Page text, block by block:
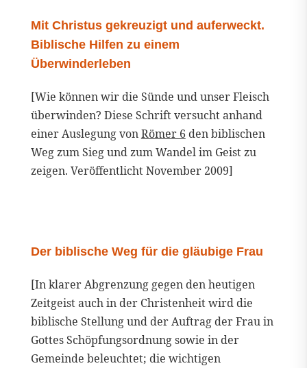
Mit Christus gekreuzigt und auferweckt.
Biblische Hilfen zu einem
Überwinderleben
[Wie können wir die Sünde und unser Fleisch
überwinden? Diese Schrift versucht anhand
einer Auslegung vonRömer 6 den biblischen
Weg zum Sieg und zum Wandel im Geist zu
zeigen. Veröffentlicht November 2009]
Der biblische Weg für die gläubige Frau
[In klarer Abgrenzung gegen den heutigen
Zeitgeist auch in der Christenheit wird die
biblische Stellung und der Auftrag der Frau in
Gottes Schöpfungsordnung sowie in der
Gemeinde beleuchtet; die wichtigen